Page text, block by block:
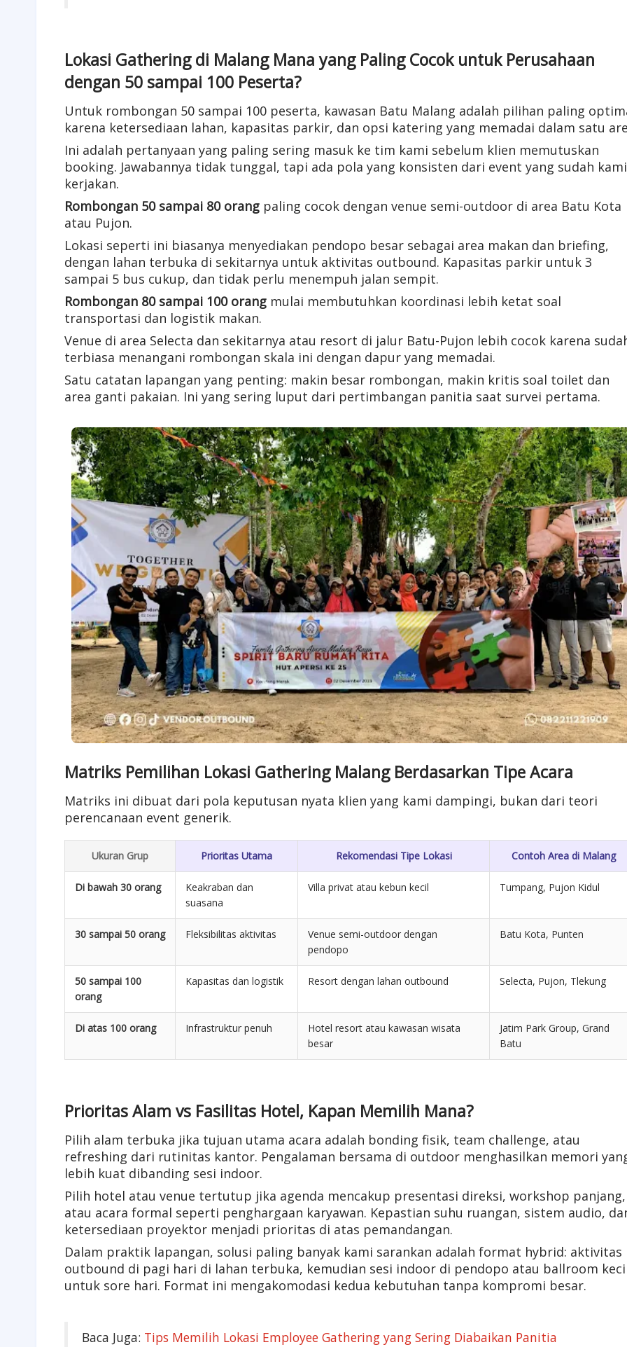
Lokasi Gathering di Malang Mana yang Paling Cocok untuk Perusahaan
dengan 50 sampai 100 Peserta?
Untuk rombongan 50 sampai 100 peserta, kawasan Batu Malang adalah pilihan paling
karena ketersediaan lahan, kapasitas parkir, dan opsi katering yang memadai dalam satu
Ini adalah pertanyaan yang paling sering masuk ke tim kami sebelum klien memutuskan
booking. Jawabannya tidak tunggal, tapi ada pola yang konsisten dari event yang sudah kami
kerjakan.
Rombongan 50 sampai 80 orang paling cocok dengan venue semi-outdoor di area Batu Kota
atau Pujon.
Lokasi seperti ini biasanya menyediakan pendopo besar sebagai area makan dan briefing,
dengan lahan terbuka di sekitarnya untuk aktivitas outbound. Kapasitas parkir untuk 3
sampai 5 bus cukup, dan tidak perlu menempuh jalan sempit.
Rombongan 80 sampai 100 orang mulai membutuhkan koordinasi lebih ketat soal
transportasi dan logistik makan.
Venue di area Selecta dan sekitarnya atau resort di jalur Batu-Pujon lebih cocok karena
terbiasa menangani rombongan skala ini dengan dapur yang memadai.
Satu catatan lapangan yang penting: makin besar rombongan, makin kritis soal toilet dan
area ganti pakaian. Ini yang sering luput dari pertimbangan panitia saat survei pertama.
Matriks Pemilihan Lokasi Gathering Malang Berdasarkan Tipe Acara
Matriks ini dibuat dari pola keputusan nyata klien yang kami dampingi, bukan dari teori
perencanaan event generik.
Ukuran Grup Prioritas Utama Rekomendasi Tipe Lokasi Contoh Area di Malang
Di bawah 30 orang
Keakraban dan
suasana
Villa privat atau kebun kecil Tumpang, Pujon Kidul
30 sampai 50 orang Fleksibilitas aktivitas
Venue semi-outdoor dengan
pendopo
Batu Kota, Punten
50 sampai 100
orang
Kapasitas dan logistik Resort dengan lahan outbound Selecta, Pujon, Tlekung
Di atas 100 orang Infrastruktur penuh
Hotel resort atau kawasan wisata
besar
Jatim Park Group, Grand
Batu
Prioritas Alam vs Fasilitas Hotel, Kapan Memilih Mana?
Pilih alam terbuka jika tujuan utama acara adalah bonding fisik, team challenge, atau
refreshing dari rutinitas kantor. Pengalaman bersama di outdoor menghasilkan memori
lebih kuat dibanding sesi indoor.
Pilih hotel atau venue tertutup jika agenda mencakup presentasi direksi, workshop panjang,
atau acara formal seperti penghargaan karyawan. Kepastian suhu ruangan, sistem audio,
ketersediaan proyektor menjadi prioritas di atas pemandangan.
Dalam praktik lapangan, solusi paling banyak kami sarankan adalah format hybrid: aktivitas
outbound di pagi hari di lahan terbuka, kemudian sesi indoor di pendopo atau ballroom
untuk sore hari. Format ini mengakomodasi kedua kebutuhan tanpa kompromi besar.
Baca Juga: Tips Memilih Lokasi Employee Gathering yang Sering Diabaikan Panitia